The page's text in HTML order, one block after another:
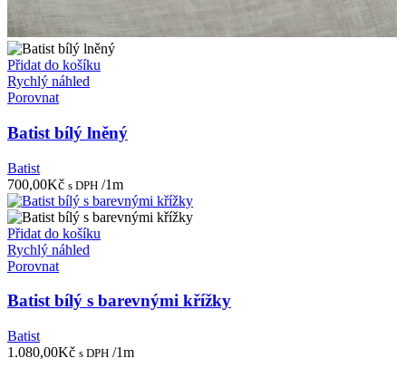
Přidat do košíku
Rychlý náhled
Porovnat
Batist bílý lněný
Batist
700,00Kč s DPH /1m
Přidat do košíku
Rychlý náhled
Porovnat
Batist bílý s barevnými křížky
Batist
1.080,00Kč s DPH /1m